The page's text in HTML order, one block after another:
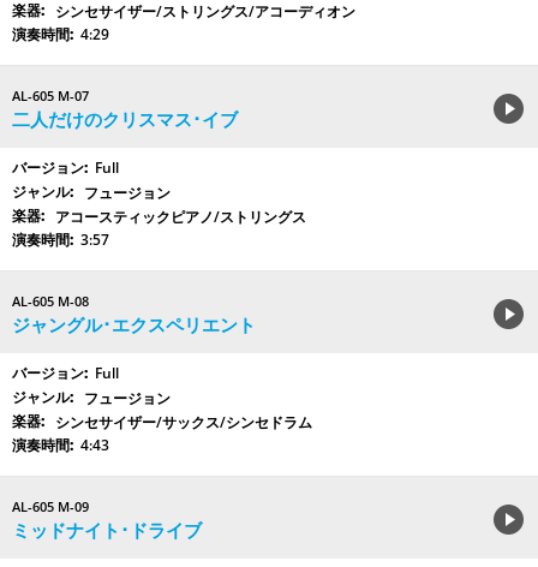
シンセサイザー/ストリングス/アコーディオン
4:29
AL-605 M-07
二人だけのクリスマス･イブ
Full
フュージョン
アコースティックピアノ/ストリングス
3:57
AL-605 M-08
ジャングル･エクスペリエント
Full
フュージョン
シンセサイザー/サックス/シンセドラム
4:43
AL-605 M-09
ミッドナイト･ドライブ